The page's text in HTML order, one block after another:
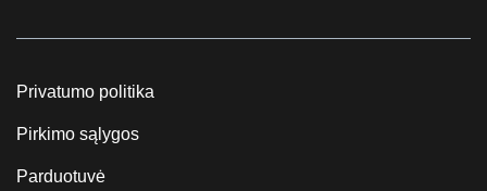
Privatumo politika
Pirkimo sąlygos
Parduotuvė